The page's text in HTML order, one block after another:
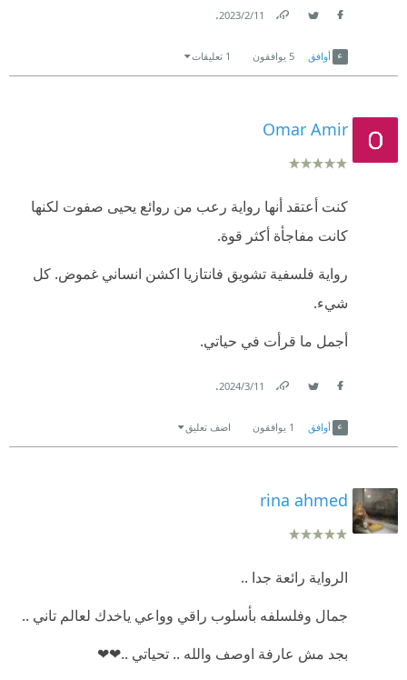
11‏/2‏/2023
.
أوافق 5 يوافقون 1 تعليقات
Omar Amir
كنت أعتقد أنها رواية رعب من روائع يحيى صفوت لكنها
كانت مفاجأة أكثر قوة.
رواية فلسفية تشويق فانتازيا اكشن انساني غموض. كل
شيء.
أجمل ما قرأت في حياتي.
11‏/3‏/2024
.
أوافق 1 يوافقون اضف تعليق
rina ahmed
الرواية رائعة جدا ..
جمال وفلسلفه بأسلوب راقي وواعي ياخدك لعالم تاني ..
بجد مش عارفة اوصف والله .. تحياتي ..❤❤